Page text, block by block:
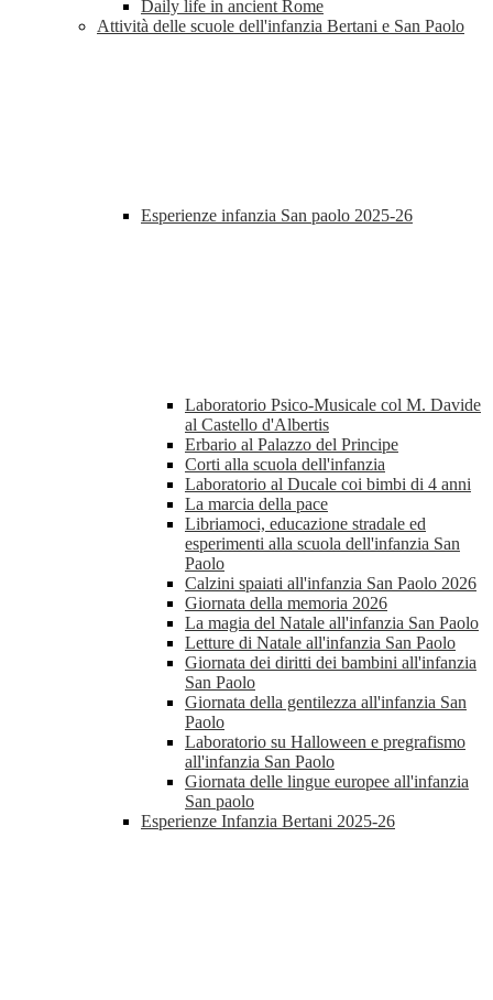
Daily life in ancient Rome
Attività delle scuole dell'infanzia Bertani e San Paolo
Esperienze infanzia San paolo 2025-26
Laboratorio Psico-Musicale col M. Davide
al Castello d'Albertis
Erbario al Palazzo del Principe
Corti alla scuola dell'infanzia
Laboratorio al Ducale coi bimbi di 4 anni
La marcia della pace
Libriamoci, educazione stradale ed
esperimenti alla scuola dell'infanzia San
Paolo
Calzini spaiati all'infanzia San Paolo 2026
Giornata della memoria 2026
La magia del Natale all'infanzia San Paolo
Letture di Natale all'infanzia San Paolo
Giornata dei diritti dei bambini all'infanzia
San Paolo
Giornata della gentilezza all'infanzia San
Paolo
Laboratorio su Halloween e pregrafismo
all'infanzia San Paolo
Giornata delle lingue europee all'infanzia
San paolo
Esperienze Infanzia Bertani 2025-26